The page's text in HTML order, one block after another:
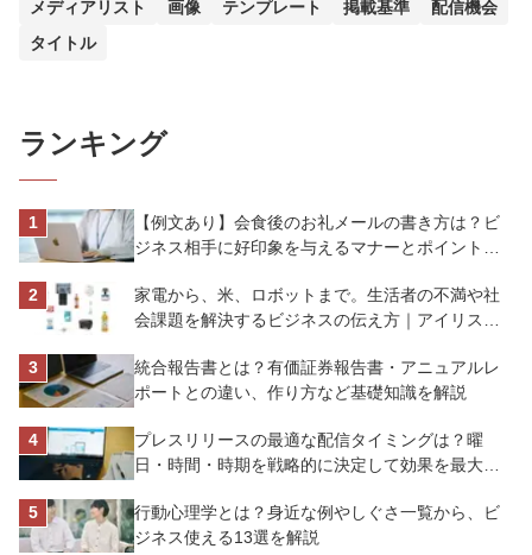
メディアリスト
画像 テンプレート 掲載基準
配信機会
タイトル
ランキング
【例文あり】会食後のお礼メールの書き方は？ビ
ジネス相手に好印象を与えるマナーとポイントを
家電から、米、ロボットまで。生活者の不満や社
会課題を解決するビジネスの伝え方｜アイリスオ
統合報告書とは？有価証券報告書・アニュアルレ
ポートとの違い、作り方など基礎知識を解説
プレスリリースの最適な配信タイミングは？曜
日・時間・時期を戦略的に決定して効果を最大化
行動心理学とは？身近な例やしぐさ一覧から、ビ
ジネス使える13選を解説